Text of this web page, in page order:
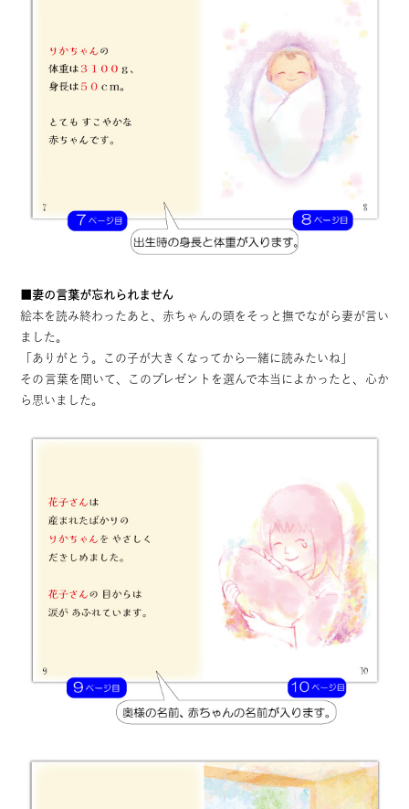
■妻の言葉が忘れられません
絵本を読み終わったあと、赤ちゃんの頭をそっと撫でながら妻が言い
ました。
「ありがとう。この子が大きくなってから一緒に読みたいね」
その言葉を聞いて、このプレゼントを選んで本当によかったと、心か
ら思いました。